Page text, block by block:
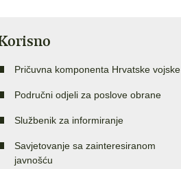
Pričuvna komponenta Hrvatske vojske
Područni odjeli za poslove obrane
Službenik za informiranje
Savjetovanje sa zainteresiranom
javnošću